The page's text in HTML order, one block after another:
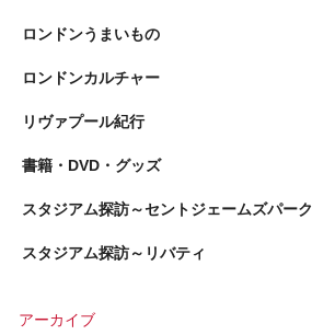
ロンドンうまいもの
ロンドンカルチャー
リヴァプール紀行
書籍・DVD・グッズ
スタジアム探訪～セントジェームズパーク
スタジアム探訪～リバティ
アーカイブ